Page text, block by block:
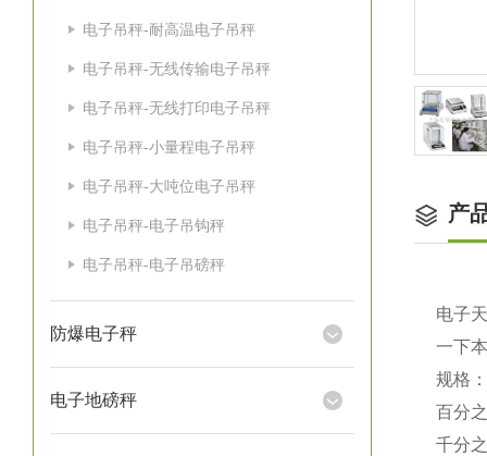
电子吊秤-耐高温电子吊秤
电子吊秤-无线传输电子吊秤
电子吊秤-无线打印电子吊秤
电子吊秤-小量程电子吊秤
电子吊秤-大吨位电子吊秤
电子吊秤-电子吊钩秤
电子吊秤-电子吊磅秤
防爆电子秤
电子地磅秤
产
电子
一下
规格
百分
千分